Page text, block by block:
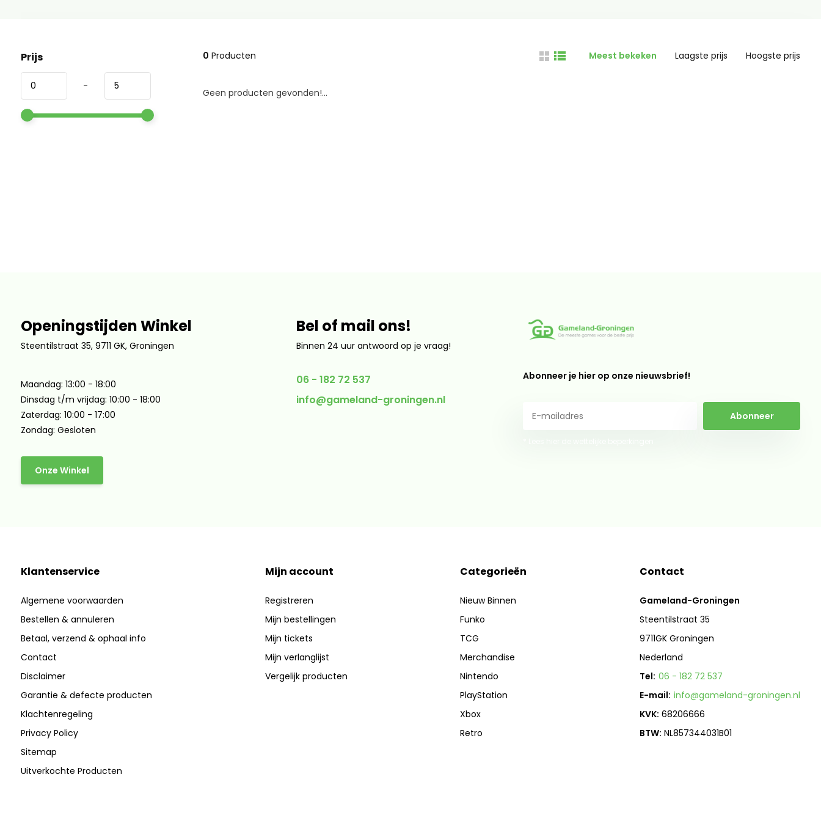
Prijs
-
0 Producten Meest bekeken Laagste prijs Hoogste prijs
Geen producten gevonden!...
Openingstijden Winkel
Steentilstraat 35, 9711 GK, Groningen
Maandag: 13:00 - 18:00
Dinsdag t/m vrijdag: 10:00 - 18:00
Zaterdag: 10:00 - 17:00
Zondag: Gesloten
Onze Winkel
Bel of mail ons!
Binnen 24 uur antwoord op je vraag!
06 - 182 72 537
info@gameland-groningen.nl
Abonneer je hier op onze nieuwsbrief!
Abonneer
Klantenservice
Algemene voorwaarden
Bestellen & annuleren
Betaal, verzend & ophaal info
Contact
Disclaimer
Garantie & defecte producten
Klachtenregeling
Privacy Policy
Sitemap
Uitverkochte Producten
Mijn account
Registreren
Mijn bestellingen
Mijn tickets
Mijn verlanglijst
Vergelijk producten
Categorieën
Nieuw Binnen
Funko
TCG
Merchandise
Nintendo
PlayStation
Xbox
Retro
Contact
Gameland-Groningen
Steentilstraat 35
9711GK Groningen
Nederland
Tel: 06 - 182 72 537
E-mail: info@gameland-groningen.nl
KVK: 68206666
BTW: NL857344031B01